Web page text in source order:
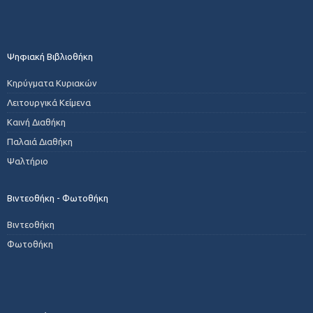
Ψηφιακή Βιβλιοθήκη
Κηρύγματα Κυριακών
Λειτουργικά Κείμενα
Καινή Διαθήκη
Παλαιά Διαθήκη
Ψαλτήριο
Βιντεοθήκη - Φωτοθήκη
Βιντεοθήκη
Φωτοθήκη